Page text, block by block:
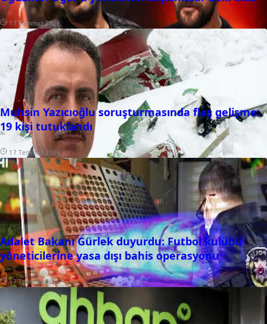
17 Temmuz 2026
Muhsin Yazıcıoğlu soruşturmasında flaş gelişme:
19 kişi tutuklandı
17 Temmuz 2026
Adalet Bakanı Gürlek duyurdu: Futbol kulübü
yöneticilerine yasa dışı bahis operasyonu
17 Temmuz 2026